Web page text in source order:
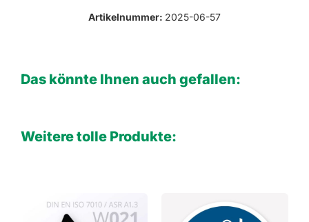
Artikelnummer: 2025-06-57
Das könnte Ihnen auch gefallen:
Weitere tolle Produkte: